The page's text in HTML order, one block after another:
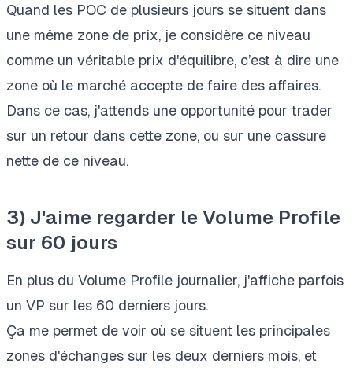
Quand les POC de plusieurs jours se situent dans
une même zone de prix, je considère ce niveau
comme un véritable prix d'équilibre, c’est à dire une
zone où le marché accepte de faire des affaires.
Dans ce cas, j'attends une opportunité pour trader
sur un retour dans cette zone, ou sur une cassure
nette de ce niveau.
3) J'aime regarder le Volume Profile
sur 60 jours
En plus du Volume Profile journalier, j'affiche parfois
un VP sur les 60 derniers jours.
Ça me permet de voir où se situent les principales
zones d'échanges sur les deux derniers mois, et